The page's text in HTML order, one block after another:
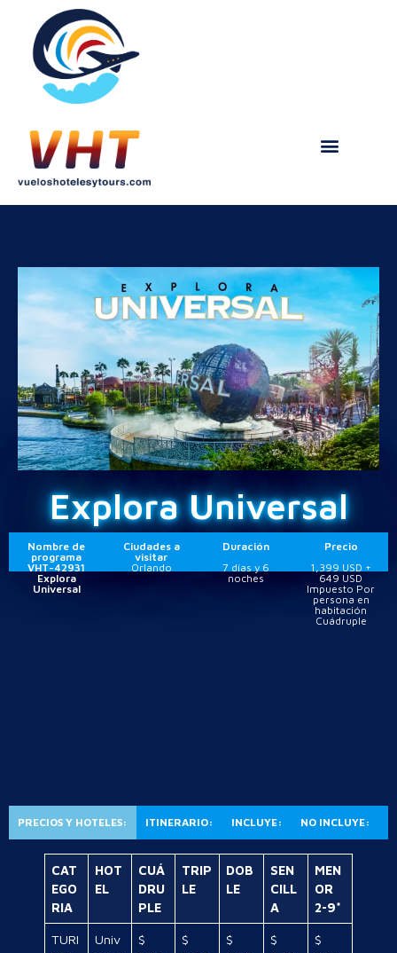
Explora Universal
Nombre de
programa
Ciudades a
visitar
Duración
Precio
VHT-42931
Explora
Universal
Orlando
7 días y 6
noches
1,399 USD +
649 USD
Impuesto Por
persona en
habitación
Cuádruple
PRECIOS Y HOTELES: ITINERARIO: INCLUYE: NO INCLUYE:
CAT
EGO
RIA
HOT
EL
CUÁ
DRU
PLE
TRIP
LE
DOB
LE
SEN
CILL
A
MEN
OR
2-9*
TURI
Univ
$
$
$
$
$